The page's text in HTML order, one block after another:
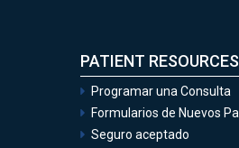
PATIENT RESOURCES
Programar una Consulta
Formularios de Nuevos
Seguro aceptado